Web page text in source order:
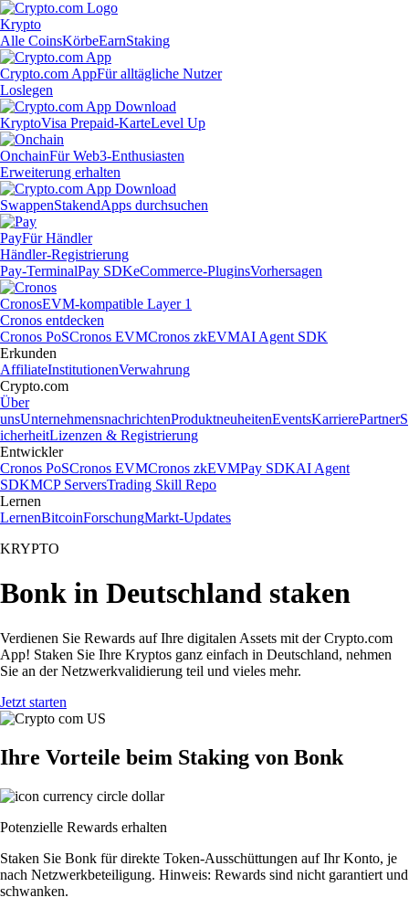
Krypto
Alle CoinsKörbeEarnStaking
Crypto.com AppFür alltägliche Nutzer
Loslegen
KryptoVisa Prepaid-KarteLevel Up
OnchainFür Web3-Enthusiasten
Erweiterung erhalten
SwappenStakendApps durchsuchen
PayFür Händler
Händler-Registrierung
Pay-TerminalPay SDKeCommerce-PluginsVorhersagen
CronosEVM-kompatible Layer 1
Cronos entdecken
Cronos PoSCronos EVMCronos zkEVMAI Agent SDK
Erkunden
AffiliateInstitutionenVerwahrung
Crypto.com
Über
unsUnternehmensnachrichtenProduktneuheitenEventsKarrierePartnerS
icherheitLizenzen & Registrierung
Entwickler
Cronos PoSCronos EVMCronos zkEVMPay SDKAI Agent
SDKMCP ServersTrading Skill Repo
Lernen
LernenBitcoinForschungMarkt-Updates
KRYPTO
Bonk in Deutschland staken
Verdienen Sie Rewards auf Ihre digitalen Assets mit der Crypto.com
App! Staken Sie Ihre Kryptos ganz einfach in Deutschland, nehmen
Sie an der Netzwerkvalidierung teil und vieles mehr.
Jetzt starten
Ihre Vorteile beim Staking von Bonk
Potenzielle Rewards erhalten
Staken Sie Bonk für direkte Token-Ausschüttungen auf Ihr Konto, je
nach Netzwerkbeteiligung. Hinweis: Rewards sind nicht garantiert und
schwanken.